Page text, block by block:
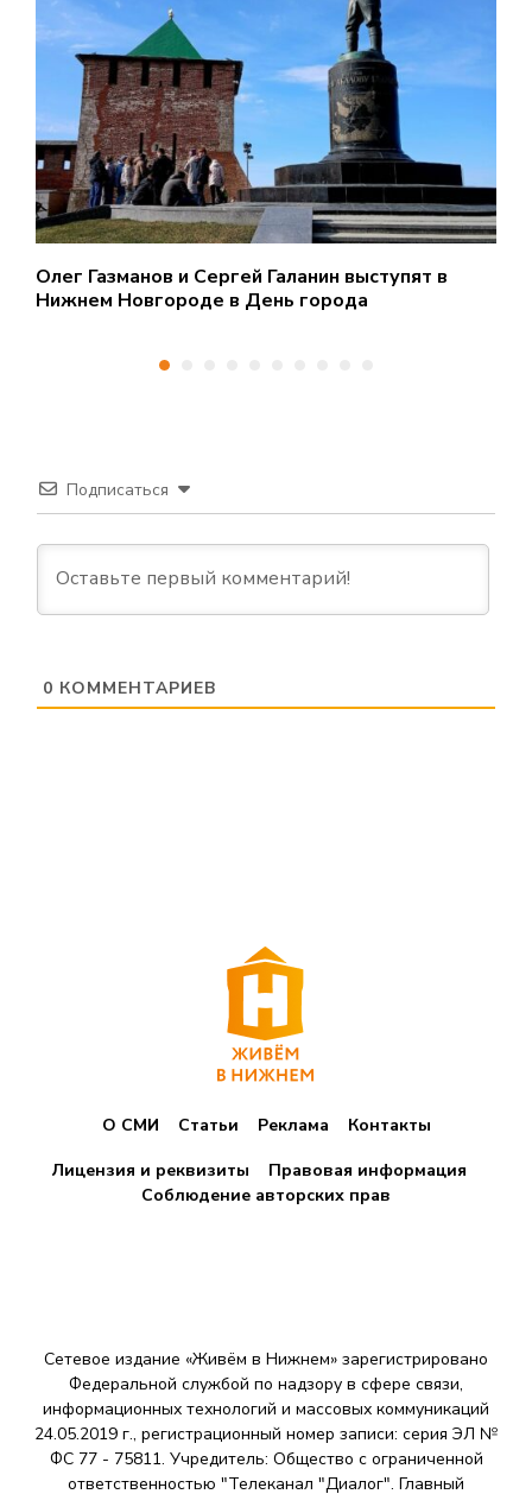
Олег Газманов и Сергей Галанин выступят в
Нижнем Новгороде в День города
Подписаться
0 КОММЕНТАРИЕВ
О СМИ Статьи Реклама
Контакты
Лицензия и реквизиты
Правовая информация
Соблюдение авторских прав
Сетевое издание «Живём в Нижнем» зарегистрировано
Федеральной службой по надзору в сфере связи,
информационных технологий и массовых коммуникаций
24.05.2019 г., регистрационный номер записи: серия ЭЛ №
ФС 77 - 75811. Учредитель: Общество с ограниченной
ответственностью "Телеканал "Диалог". Главный